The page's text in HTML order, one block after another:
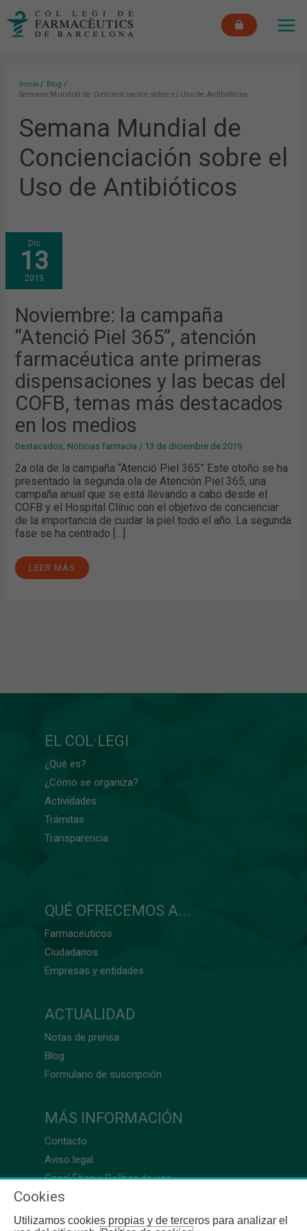
Inicio
Blog
Semana Mundial de Concienciación sobre el Uso de Antibióticos
Semana Mundial de
Concienciación sobre el
Uso de Antibióticos
Dic
13
2019
Noviembre: la campaña
“Atenció Piel 365”, atención
farmacéutica ante primeras
dispensaciones y las becas del
COFB, temas más destacados
en los medios
Destacados Noticias farmacia / 13 de diciembre de 2019
2a ola de la campaña “Atenció Piel 365” Este otoño se ha
presentado la segunda ola de Atención Piel 365, una
campaña anual que se está llevando a cabo desde el
COFB y el Hospital Clínic con el objetivo de concienciar
de la importancia de cuidar la piel todo el año. La segunda
fase se ha centrado […]
NOVIEMBRE:
LA
CAMPAÑA
“ATENCIÓ
PIEL
365”,
ATENCIÓN
ANTE
PRIMERAS
DISPENSACIONES
Y
LAS
DEL
COFB,
TEMAS
MÁS
DESTACADOS
EN
MEDIOS
LEER MÁS
EL COL·LEGI
¿Qué es?
¿Cómo se organiza?
Actividades
Trámitas
Transparencia
QUÉ OFRECEMOS A...
Farmacéuticos
Ciudadanos
Empresas y entidades
ACTUALIDAD
Notas de prensa
Blog
Formulario de suscripción
MÁS INFORMACIÓN
Contacto
Aviso legal
Canal Ético y Política de uso
Cookies
Utilizamos cookies propias y de terceros para analizar el